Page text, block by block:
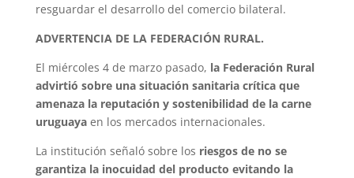
resguardar el desarrollo del comercio bilateral.
ADVERTENCIA DE LA FEDERACIÓN RURAL.
El miércoles 4 de marzo pasado, la Federación Rural
advirtió sobre una situación sanitaria crítica que
amenaza la reputación y sostenibilidad de la carne
uruguayaen los mercados internacionales.
La institución señaló sobre los riesgos de no se
garantiza la inocuidad del producto evitando la